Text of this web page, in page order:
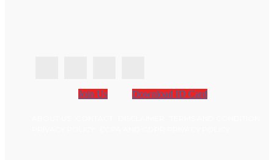
Join Us Download ID Card